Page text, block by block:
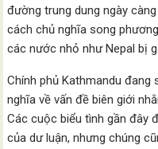
đường trung dung ngày
cách chủ nghĩa song
các nước nhỏ như Nepal bị
Chính phủ Kathmandu
nghĩa về vấn đề biên giới
Các cuộc biểu tình gần đây
của dư luận, nhưng chúng